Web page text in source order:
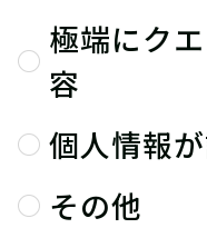
極端にク
容
個人情報
その他